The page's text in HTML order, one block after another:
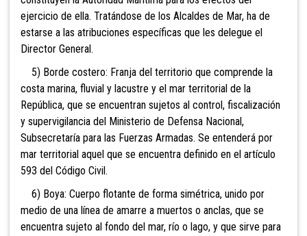
ejercicio de ella. Tratándose de los Alcaldes de Mar, ha de
estarse a las atribuciones específicas que les delegue el
Director General.
5) Borde costero: Franja del territorio que comprende la
costa marina, fluvial y lacustre y el mar territorial de la
República, que se encuentran sujetos al control, fiscalización
y supervigilancia del Ministerio de Defensa Nacional,
Subsecretaría para las Fuerzas Armadas. Se entenderá por
mar territorial aquel que se encuentra definido en el artículo
593 del Código Civil.
6) Boya: Cuerpo flotante de forma simétrica, unido por
medio de una línea de amarre a muertos o anclas, que se
encuentra sujeto al fondo del mar, río o lago, y que sirve para